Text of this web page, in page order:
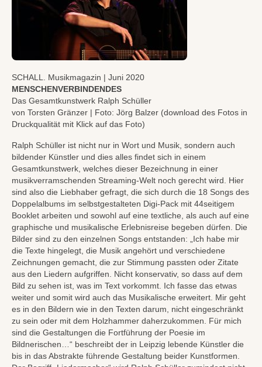
SCHALL. Musikmagazin | Juni 2020
MENSCHENVERBINDENDES
Das Gesamtkunstwerk Ralph Schüller
von Torsten Gränzer | Foto: Jörg Balzer (download des Fotos in
Druckqualität mit Klick auf das Foto)
Ralph Schüller ist nicht nur in Wort und Musik, sondern auch
bildender Künstler und dies alles findet sich in einem
Gesamtkunstwerk, welches dieser Bezeichnung in einer
musikverramschenden Streaming-Welt noch gerecht wird. Hier
sind also die Liebhaber gefragt, die sich durch die 18 Songs des
Doppelalbums im selbstgestalteten Digi-Pack mit 44seitigem
Booklet arbeiten und sowohl auf eine textliche, als auch auf eine
graphische und musikalische Erlebnisreise begeben dürfen. Die
Bilder sind zu den einzelnen Songs entstanden: „Ich habe mir
die Texte hingelegt, die Musik angehört und verschiedene
Zeichnungen gemacht, die zur Stimmung passten oder Zitate
aus den Liedern aufgriffen. Nicht konservativ, so dass auf dem
Bild zu sehen ist, was im Text vorkommt. Ich fasse das etwas
weiter und somit wird auch das Musikalische erweitert. Mir geht
es in den Bildern wie in den Texten darum, nicht eingeschränkt
zu sein oder mit dem Holzhammer daherzukommen. Für mich
sind die Gestaltungen die Fortführung der Poesie im
Bildnerischen…“ beschreibt der in Leipzig lebende Künstler die
bis in das Abstrakte führende Gestaltung beider Kunstformen.